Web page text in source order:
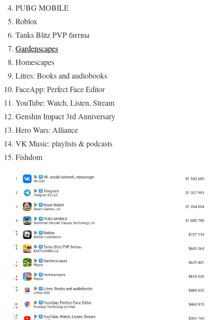
PUBG MOBILE
Roblox
Tanks Blitz PVP битвы
Gardenscapes
Homescapes
Litres: Books and audiobooks
FaceApp: Perfect Face Editor
YouTube: Watch, Listen, Stream
Genshin Impact 3rd Anniversary
Hero Wars: Alliance
VK Music: playlists & podcasts
Fishdom